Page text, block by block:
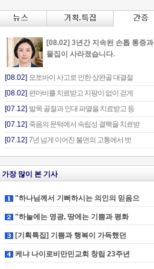
[08.02] 3년간 지속된 손톱 통증과
물집이 사라졌습니다.
[08.02] 오토바이 사고로 인한 상완골 대결절
[08.02] 편마비를 치료받고 지팡이 없이 걷게
[07.12] 발목 골절과 인대 파열을 치료받고 등
[07.12] 죽음의 문턱에서 속립성 결핵을 치료받
[07.12] 7년 넘게 이어진 불면의 고통에서 벗
가장 많이 본 기사
"하나님께서 기뻐하시는 의인의 믿음으
"하늘에는 영광, 땅에는 기쁨과 평화
[기획특집] 기쁨과 행복이 가득했던
케냐 나이로비만민교회 창립 23주년